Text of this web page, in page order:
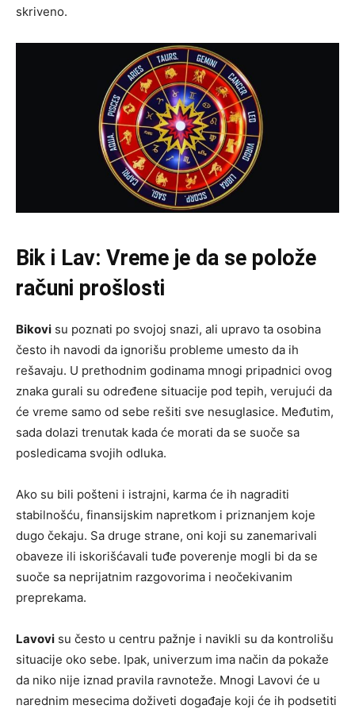
skriveno.
Bik i Lav: Vreme je da se polože
računi prošlosti
Bikovi su poznati po svojoj snazi, ali upravo ta osobina
često ih navodi da ignorišu probleme umesto da ih
rešavaju. U prethodnim godinama mnogi pripadnici ovog
znaka gurali su određene situacije pod tepih, verujući da
će vreme samo od sebe rešiti sve nesuglasice. Međutim,
sada dolazi trenutak kada će morati da se suoče sa
posledicama svojih odluka.
Ako su bili pošteni i istrajni, karma će ih nagraditi
stabilnošću, finansijskim napretkom i priznanjem koje
dugo čekaju. Sa druge strane, oni koji su zanemarivali
obaveze ili iskorišćavali tuđe poverenje mogli bi da se
suoče sa neprijatnim razgovorima i neočekivanim
preprekama.
Lavovi su često u centru pažnje i navikli su da kontrolišu
situacije oko sebe. Ipak, univerzum ima način da pokaže
da niko nije iznad pravila ravnoteže. Mnogi Lavovi će u
narednim mesecima doživeti događaje koji će ih podsetiti